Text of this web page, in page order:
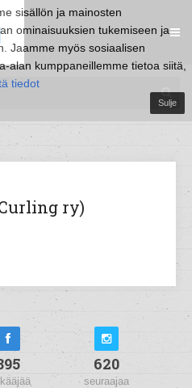
sisällön ja mainosten
ominaisuuksien tukemiseen ja
Jaamme myös sosiaalisen
alan kumppaneillemme tietoa siitä,
tiedot
Sulje
ry)
620
seuraajaa